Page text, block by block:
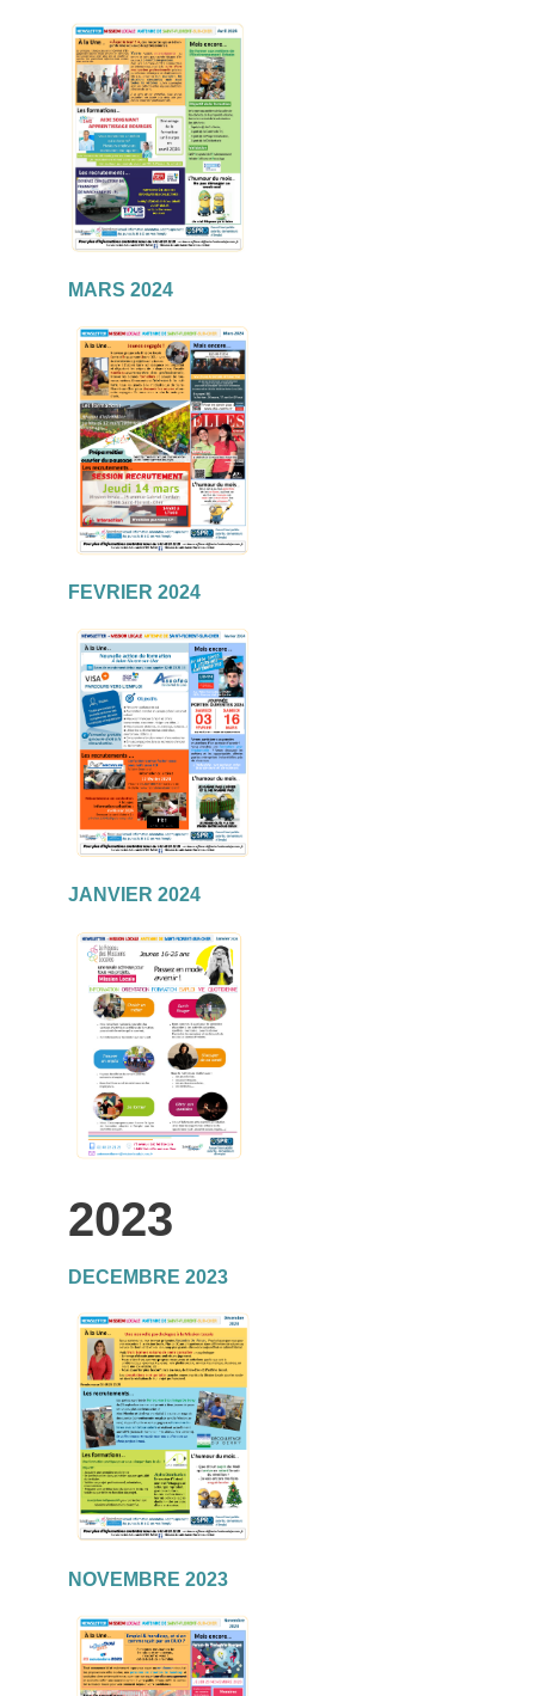
MARS 2024
FEVRIER 2024
JANVIER 2024
2023
DECEMBRE 2023
NOVEMBRE 2023